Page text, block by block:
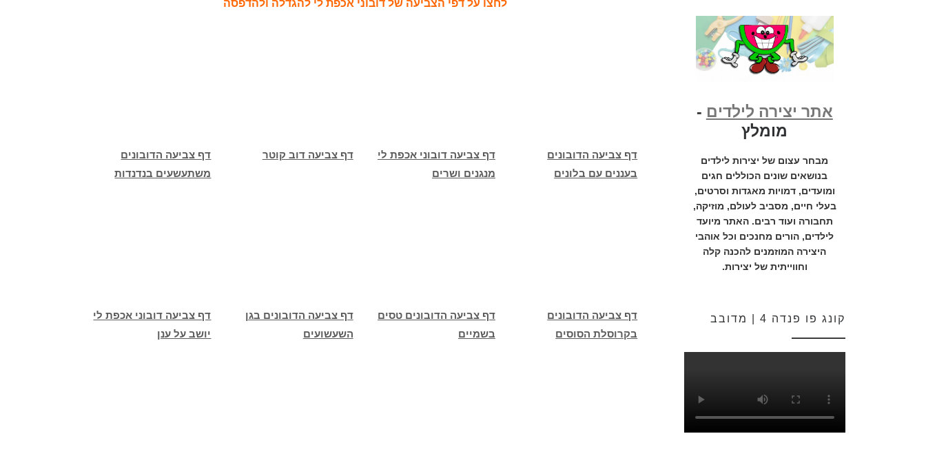
לחצו על דפי הצביעה של דובוני אכפת לי להגדלה ולהדפסה
דף צביעה הדובונים
משתעשעים בנדנדות
דף צביעה דוב קוטר
דף צביעה דובוני אכפת לי
מנגנים ושרים
דף צביעה הדובונים
בעננים עם בלונים
דף צביעה דובוני אכפת לי
יושב על ענן
דף צביעה הדובונים בגן
השעשועים
דף צביעה הדובונים טסים
בשמיים
דף צביעה הדובונים
בקרוסלת הסוסים
אתר יצירה לילדים -
מומלץ
מבחר עצום של יצירות לילדים
בנושאים שונים הכוללים חגים
ומועדים, דמויות מאגדות וסרטים,
בעלי חיים, מסביב לעולם, מוזיקה,
תחבורה ועוד רבים. האתר מיועד
לילדים, הורים מחנכים וכל אוהבי
היצירה המוזמנים להכנה קלה
וחווייתית של יצירות.
קונג פו פנדה 4 | מדובב